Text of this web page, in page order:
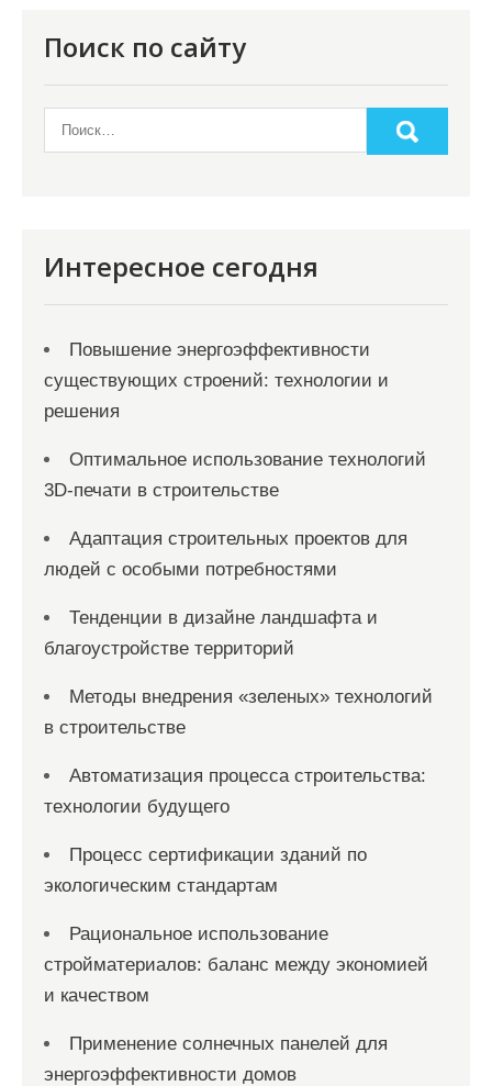
Поиск по сайту
Интересное сегодня
Повышение энергоэффективности
существующих строений: технологии и
решения
Оптимальное использование технологий
3D-печати в строительстве
Адаптация строительных проектов для
людей с особыми потребностями
Тенденции в дизайне ландшафта и
благоустройстве территорий
Методы внедрения «зеленых» технологий
в строительстве
Автоматизация процесса строительства:
технологии будущего
Процесс сертификации зданий по
экологическим стандартам
Рациональное использование
стройматериалов: баланс между экономией
и качеством
Применение солнечных панелей для
энергоэффективности домов